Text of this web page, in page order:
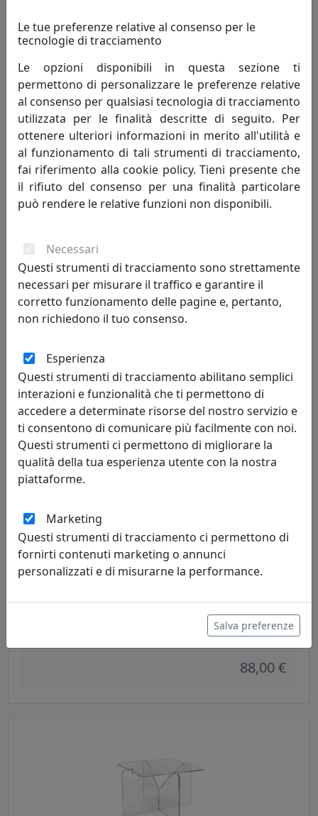
TAVOLINO ARABESCO MEDIO, PIANO ROTONDO, BLU, CATALOGO
IPLEX, CODICE I00206036P11
IPlex
144,00 €
CATALOGO IPLEX, CODICE I00206030X01
IPlex
88,00 €
88,00 €
Le tue preferenze relative al consenso per le
tecnologie di tracciamento
Le opzioni disponibili in questa sezione ti
permettono di personalizzare le preferenze relative
al consenso per qualsiasi tecnologia di tracciamento
utilizzata per le finalità descritte di seguito. Per
ottenere ulteriori informazioni in merito all'utilità e
al funzionamento di tali strumenti di tracciamento,
fai riferimento alla cookie policy. Tieni presente che
il rifiuto del consenso per una finalità particolare
può rendere le relative funzioni non disponibili.
Necessari
Questi strumenti di tracciamento sono strettamente
necessari per misurare il traffico e garantire il
corretto funzionamento delle pagine e, pertanto,
non richiedono il tuo consenso.
Esperienza
Questi strumenti di tracciamento abilitano semplici
interazioni e funzionalità che ti permettono di
accedere a determinate risorse del nostro servizio e
ti consentono di comunicare più facilmente con noi.
Questi strumenti ci permettono di migliorare la
qualità della tua esperienza utente con la nostra
piattaforme.
Marketing
Questi strumenti di tracciamento ci permettono di
fornirti contenuti marketing o annunci
personalizzati e di misurarne la performance.
Salva preferenze